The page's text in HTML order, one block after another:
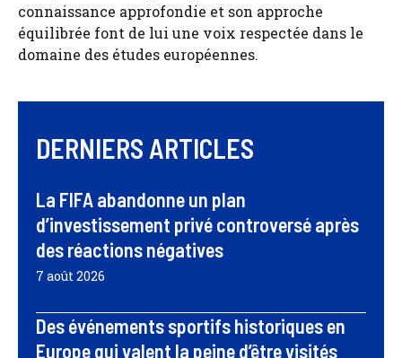
connaissance approfondie et son approche
équilibrée font de lui une voix respectée dans le
domaine des études européennes.
DERNIERS ARTICLES
La FIFA abandonne un plan
d’investissement privé controversé après
des réactions négatives
7 août 2026
Des événements sportifs historiques en
Europe qui valent la peine d’être visités